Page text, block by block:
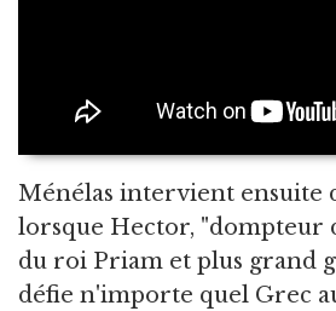
Ménélas intervient ensuite
lorsque Hector, "dompteur
du roi Priam et plus grand
défie n'importe quel Grec